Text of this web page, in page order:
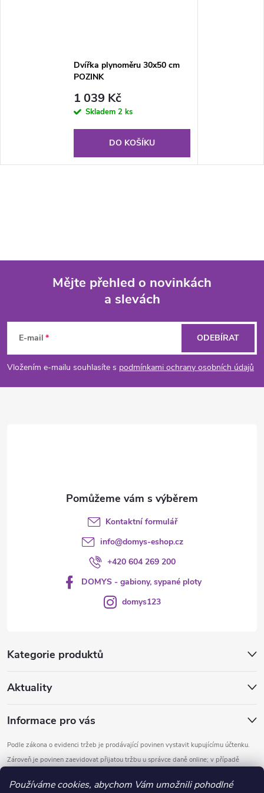
Používáme cookies, abychom Vám umožnili pohodlné
Dvířka plynoměru 30x50 cm
POZINK
1 039 Kč
Skladem 2 ks
DO KOŠÍKU
p
a
Mějte přehled o novinkách
a slevách
E-mail
Vložením e-mailu souhlasíte s podmínkami ochrany osobních údajů
ODEBÍRAT
Kategorie produktů
Aktuality
Informace pro vás
Podle zákona o evidenci tržeb je prodávající povinen vystavit kupujícímu účtenku.
Zároveň je povinen zaevidovat přijatou tržbu u správce daně online; v případě
Kontaktní formulář
info@domys-eshop.cz
+420 604 269 200
DOMYS - gabiony, sypané ploty
domys123